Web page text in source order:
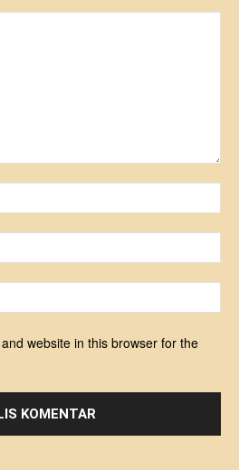
website in this browser for the